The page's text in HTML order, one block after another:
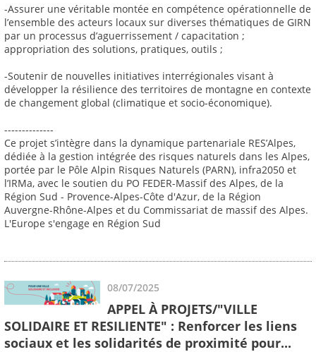
-Assurer une véritable montée en compétence opérationnelle de
l’ensemble des acteurs locaux sur diverses thématiques de GIRN
par un processus d’aguerrissement / capacitation ;
appropriation des solutions, pratiques, outils ;
-Soutenir de nouvelles initiatives interrégionales visant à
développer la résilience des territoires de montagne en contexte
de changement global (climatique et socio-économique).
--------------
Ce projet s’intègre dans la dynamique partenariale RES’Alpes,
dédiée à la gestion intégrée des risques naturels dans les Alpes,
portée par le Pôle Alpin Risques Naturels (PARN), infra2050 et
l’IRMa, avec le soutien du PO FEDER-Massif des Alpes, de la
Région Sud - Provence-Alpes-Côte d'Azur, de la Région
Auvergne-Rhône-Alpes et du Commissariat de massif des Alpes.
L'Europe s'engage en Région Sud
08/07/2025
APPEL À PROJETS/"VILLE
SOLIDAIRE ET RESILIENTE" : Renforcer les liens
sociaux et les solidarités de proximité pour...